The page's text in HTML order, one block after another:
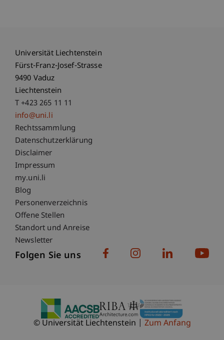
Universität Liechtenstein
Fürst-Franz-Josef-Strasse
9490 Vaduz
Liechtenstein
T +423 265 11 11
info@uni.li
Fußzeile Rechtliche Hinweise
Rechtssammlung
Datenschutzerklärung
Disclaimer
Impressum
Fußzeile Subdomain-Verzeichnis
my.uni.li
Blog
Personenverzeichnis
Offene Stellen
Standort und Anreise
Newsletter
Folgen Sie uns
© Universität Liechtenstein Zum Anfang